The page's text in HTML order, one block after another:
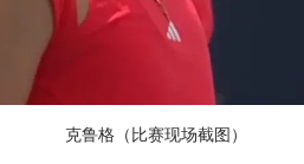
克鲁格（比赛现场截图）